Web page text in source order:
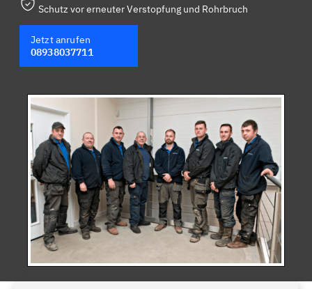
Schutz vor erneuter Verstopfung und Rohrbruch
Jetzt anrufen
08938037711